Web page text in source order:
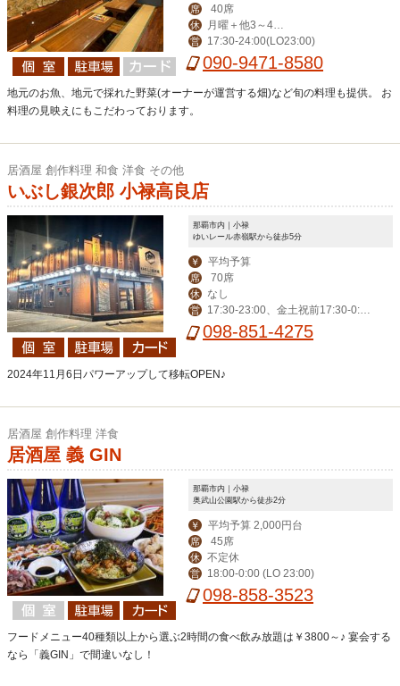
席 40席
休
変動でお休み
営 17:30-24:00(LO23:00)
090-9471-8580
地元のお魚、地元で採れた野菜(オーナーが運営する畑)など旬の料理も提供。 お
料理の見映えにもこだわっております。
居酒屋 創作料理 和食 洋食 その他
いぶし銀次郎 小禄高良店
那覇市内｜小禄
ゆいレール赤嶺駅から徒歩5分
￥ 平均予算
席 70席
休 なし
営
17:30-23:00、金土祝前17:30-0:0
0
098-851-4275
2024年11月6日パワーアップして移転OPEN♪
居酒屋 創作料理 洋食
居酒屋 義 GIN
那覇市内｜小禄
奥武山公園駅から徒歩2分
￥ 平均予算 2,000円台
席 45席
休 不定休
営 18:00-0:00 (LO 23:00)
098-858-3523
フードメニュー40種類以上から選ぶ2時間の食べ飲み放題は￥3800～♪ 宴会する
なら「義GIN」で間違いなし！